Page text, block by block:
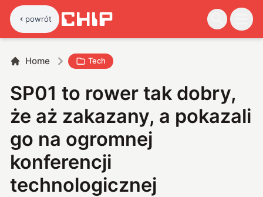
powrót
Home Tech
SP01 to rower tak dobry,
że aż zakazany, a pokazali
go na ogromnej
konferencji
technologicznej